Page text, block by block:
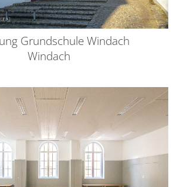
Grundschule Windach
Windach